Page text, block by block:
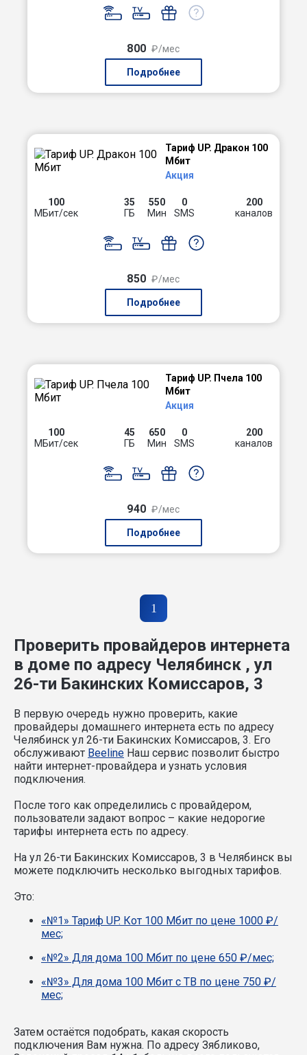
800 ₽/мес
Подробнее
Тариф UP. Дракон 100
Мбит
Акция
100
МБит/сек
35
ГБ
550
Мин
0
SMS
200
каналов
850 ₽/мес
Подробнее
Тариф UP. Пчела 100
Мбит
Акция
100
МБит/сек
45
ГБ
650
Мин
0
SMS
200
каналов
940 ₽/мес
Подробнее
1
Проверить провайдеров интернета
в доме по адресу Челябинск , ул
26-ти Бакинских Комиссаров, 3
В первую очередь нужно проверить, какие
провайдеры домашнего интернета есть по адресу
Челябинск ул 26-ти Бакинских Комиссаров, 3. Его
обслуживают Beeline Наш сервис позволит быстро
найти интернет-провайдера и узнать условия
подключения.
После того как определились с провайдером,
пользователи задают вопрос – какие недорогие
тарифы интернета есть по адресу.
На ул 26-ти Бакинских Комиссаров, 3 в Челябинск вы
можете подключить несколько выгодных тарифов.
Это:
«№1» Тариф UP. Кот 100 Мбит по цене 1000 ₽/
мес;
«№2» Для дома 100 Мбит по цене 650 ₽/мес;
«№3» Для дома 100 Мбит с ТВ по цене 750 ₽/
мес;
Затем остаётся подобрать, какая скорость
подключения Вам нужна. По адресу Зябликово,